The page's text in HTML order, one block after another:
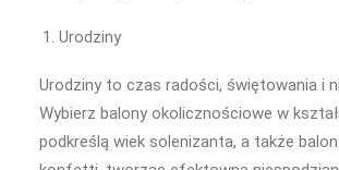
Urodziny
Urodziny to czas radości, świętowania i
Wybierz balony okolicznościowe w
podkreślą wiek solenizanta, a także